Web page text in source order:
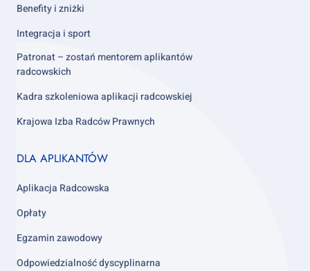
Benefity i zniżki
Integracja i sport
Patronat – zostań mentorem aplikantów
radcowskich
Kadra szkoleniowa aplikacji radcowskiej
Krajowa Izba Radców Prawnych
Footer
3
DLA APLIKANTÓW
Aplikacja Radcowska
Opłaty
Egzamin zawodowy
Odpowiedzialność dyscyplinarna